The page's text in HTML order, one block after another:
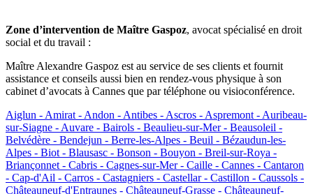
Zone d’intervention de Maître Gaspoz, avocat spécialisé en droit
social et du travail :
Maître Alexandre Gaspoz est au service de ses clients et fournit
assistance et conseils aussi bien en rendez-vous physique à son
cabinet d’avocats à Cannes que par téléphone ou visioconférence.
Aiglun - Amirat - Andon - Antibes - Ascros - Aspremont - Auribeau-
sur-Siagne - Auvare - Bairols - Beaulieu-sur-Mer - Beausoleil -
Belvédère - Bendejun - Berre-les-Alpes - Beuil - Bézaudun-les-
Alpes - Biot - Blausasc - Bonson - Bouyon - Breil-sur-Roya -
Briançonnet - Cabris - Cagnes-sur-Mer - Caille - Cannes - Cantaron
- Cap-d'Ail - Carros - Castagniers - Castellar - Castillon - Caussols -
Châteauneuf-d'Entraunes - Châteauneuf-Grasse - Châteauneuf-